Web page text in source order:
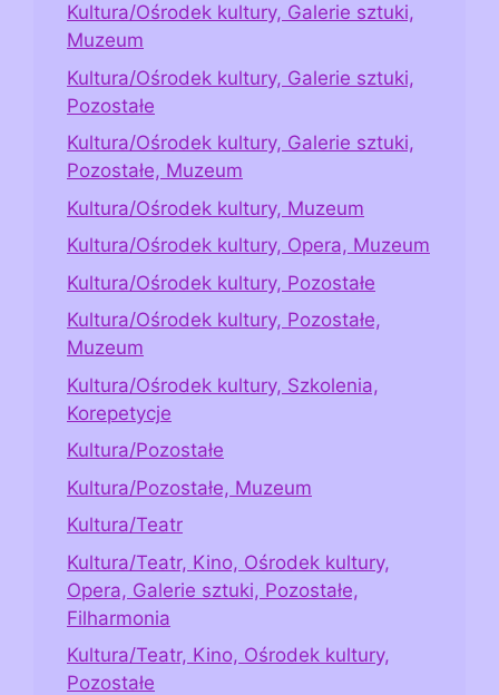
Kultura/Ośrodek kultury, Galerie sztuki,
Muzeum
Kultura/Ośrodek kultury, Galerie sztuki,
Pozostałe
Kultura/Ośrodek kultury, Galerie sztuki,
Pozostałe, Muzeum
Kultura/Ośrodek kultury, Muzeum
Kultura/Ośrodek kultury, Opera, Muzeum
Kultura/Ośrodek kultury, Pozostałe
Kultura/Ośrodek kultury, Pozostałe,
Muzeum
Kultura/Ośrodek kultury, Szkolenia,
Korepetycje
Kultura/Pozostałe
Kultura/Pozostałe, Muzeum
Kultura/Teatr
Kultura/Teatr, Kino, Ośrodek kultury,
Opera, Galerie sztuki, Pozostałe,
Filharmonia
Kultura/Teatr, Kino, Ośrodek kultury,
Pozostałe